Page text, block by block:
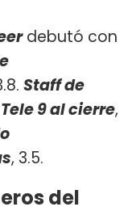
debutó con
Staff de
Tele 9 al cierre,
, 3.5.
del